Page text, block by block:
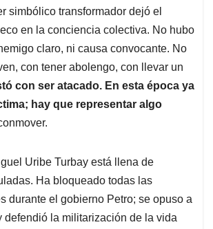
simbólico transformador dejó el
en la conciencia colectiva. No hubo
claro, ni causa convocante. No
con tener abolengo, con llevar un
con ser atacado. En esta época ya
hay que representar algo
Uribe Turbay está llena de
Ha bloqueado todas las
durante el gobierno Petro; se opuso a
defendió la militarización de la vida